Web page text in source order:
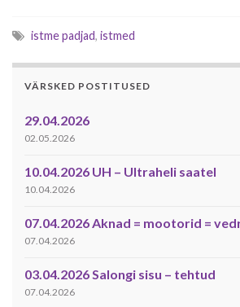
istme padjad, istmed
VÄRSKED POSTITUSED
29.04.2026
02.05.2026
10.04.2026 UH – Ultraheli saatel
10.04.2026
07.04.2026 Aknad = mootorid =
07.04.2026
03.04.2026 Salongi sisu – tehtud
07.04.2026